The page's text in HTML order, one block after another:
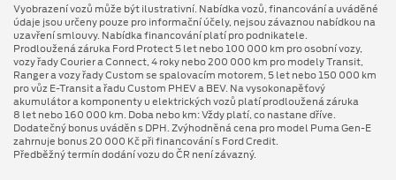
Vyobrazení vozů může být ilustrativní. Nabídka vozů, financování a uváděné
údaje jsou určeny pouze pro informační účely, nejsou závaznou nabídkou na
uzavření smlouvy. Nabídka financování platí pro podnikatele.
Prodloužená záruka Ford Protect 5 let nebo 100 000 km pro osobní vozy,
vozy řady Courier a Connect, 4 roky nebo 200 000 km pro modely Transit,
Ranger a vozy řady Custom se spalovacím motorem, 5 let nebo 150 000 km
pro vůz E-Transit a řadu Custom PHEV a BEV. Na vysokonapěťový
akumulátor a komponenty u elektrických vozů platí prodloužená záruka
8 let nebo 160 000 km. Doba nebo km: Vždy platí, co nastane dříve.
Dodatečný bonus uváděn s DPH. Zvýhodněná cena pro model Puma Gen⁠-⁠E
zahrnuje bonus 20 000 Kč při financování s Ford Credit.
Předběžný termín dodání vozu do ČR není závazný.